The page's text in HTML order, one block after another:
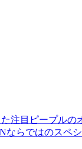
注目ピープル
らではのスペ